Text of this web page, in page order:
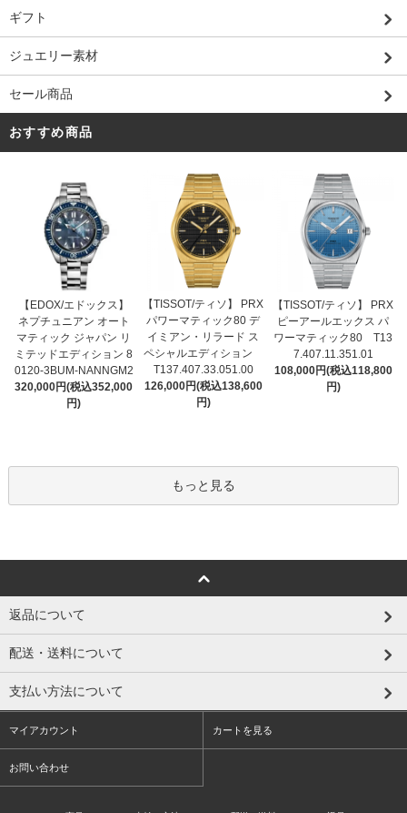
ギフト
ジュエリー素材
セール商品
おすすめ商品
【EDOX/エドックス】
ネプチュニアン オート
マティック ジャパン リ
ミテッドエディション 8
0120-3BUM-NANNGM2
320,000円(税込352,000
円)
【TISSOT/ティソ】 PRX
パワーマティック80 デ
イミアン・リラード ス
ペシャルエディション
T137.407.33.051.00
126,000円(税込138,600
円)
【TISSOT/ティソ】 PRX
ピーアールエックス パ
ワーマティック80 T13
7.407.11.351.01
108,000円(税込118,800
円)
もっと見る
返品について
配送・送料について
支払い方法について
マイアカウント カートを見る
お問い合わせ